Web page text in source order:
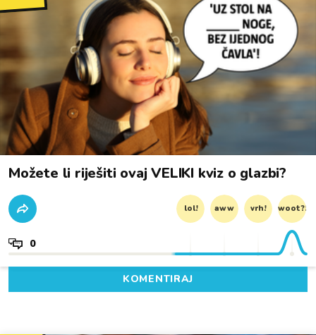
Možete li riješiti ovaj VELIKI kviz o glazbi?
lol! aww vrh! woot?!
0
KOMENTIRAJ